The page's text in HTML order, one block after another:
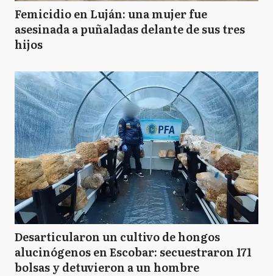
Femicidio en Luján: una mujer fue
asesinada a puñaladas delante de sus tres
hijos
Desarticularon un cultivo de hongos
alucinógenos en Escobar: secuestraron 171
bolsas y detuvieron a un hombre